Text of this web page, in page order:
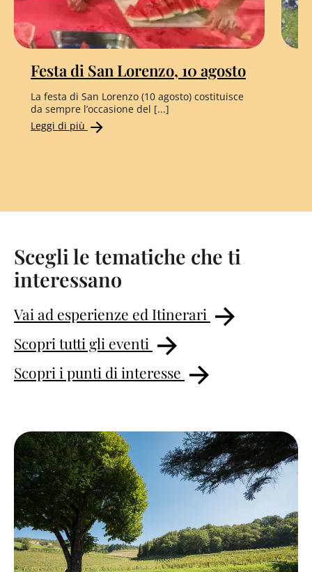
Festa di San Lorenzo, 10 agosto
La festa di San Lorenzo (10 agosto) costituisce
da sempre l’occasione del [...]
Leggi di più
Scegli le tematiche che ti
interessano
Vai ad esperienze ed Itinerari
Scopri tutti gli eventi
Scopri i punti di interesse